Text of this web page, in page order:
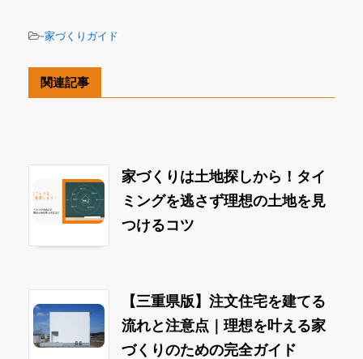
-家づくりガイド
関連記事
家づくりは土地探しから！タイ
ミングを逃さず理想の土地を見
つけるコツ
【三重県版】注文住宅を建てる
流れと注意点｜理想を叶える家
づくりのための完全ガイド